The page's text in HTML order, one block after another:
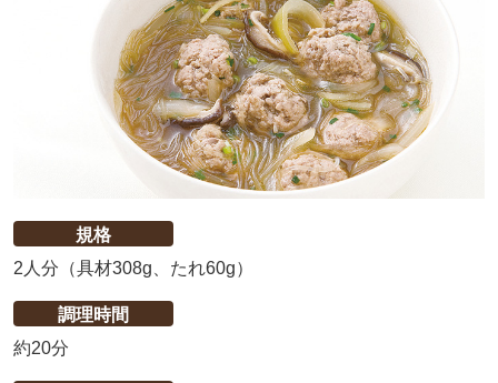
規格
2人分（具材308g、たれ60g）
調理時間
約20分